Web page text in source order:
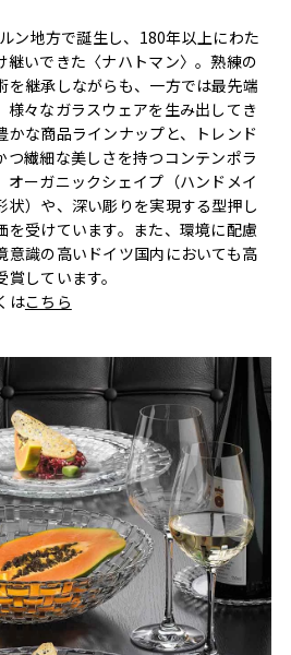
ン地方で誕生し、180年以上にわた
継いできた〈ナハトマン〉。熟練の
を継承しながらも、一方では最先端
様々なガラスウェアを生み出してき
かな商品ラインナップと、トレンド
つ繊細な美しさを持つコンテンポラ
オーガニックシェイプ（ハンドメイ
状）や、深い彫りを実現する型押し
を受けています。また、環境に配慮
意識の高いドイツ国内においても高
しています。
はこちら